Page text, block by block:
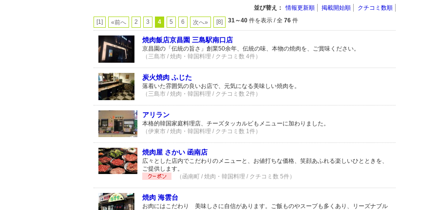
並び替え： 情報更新順 掲載開始順 クチコミ数順
[1] «前へ 2 3 4 5 6 次へ» [8] 31～40 件を表示 / 全 76 件
焼肉飯店京昌園 三島駅南口店
京昌園の「伝統の旨さ」創業50余年、伝統の味、本物の焼肉を、ご賞味ください。
（三島市 / 焼肉・韓国料理 / クチコミ数 4件）
炭火焼肉 ふじた
落着いた雰囲気の良いお店で、元気になる美味しい焼肉を。
（三島市 / 焼肉・韓国料理 / クチコミ数 2件）
アリラン
本格的韓国家庭料理店、チーズタッカルビもメニューに加わりました。
（伊東市 / 焼肉・韓国料理 / クチコミ数 1件）
焼肉屋 さかい 函南店
広々とした店内でこだわりのメニューと、お値打ちな価格、笑顔あふれる楽しいひとときを、
ご提供します。
（函南町 / 焼肉・韓国料理 / クチコミ数 5件）
焼肉 海雲台
お肉にはこだわり 美味しさに自信があります。ご飯ものやスープも多くあり、リーズナブル